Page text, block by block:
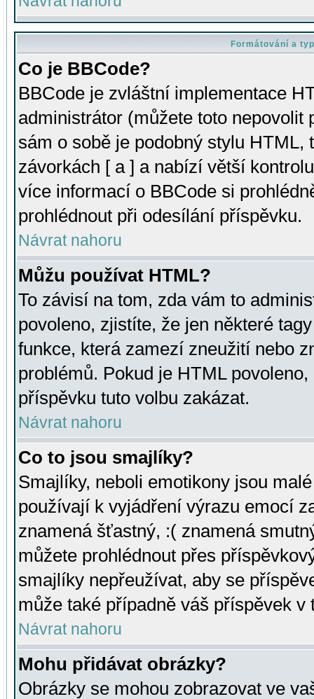
Formátování a
Co je BBCode?
BBCode je zvláštní implementace
administrátor (můžete toto
sám o sobě je podobný stylu HTML,
závorkách [ a ] a nabízí větší
více informací o BBCode si
prohlédnout při odesílání příspěvku.
Návrat nahoru
Můžu používat HTML?
To závisí na tom, zda vám to
povoleno, zjistíte, že jen některé
funkce, která zamezí zneužití nebo
problémů. Pokud je HTML
příspěvku tuto volbu zakázat.
Návrat nahoru
Co to jsou smajlíky?
Smajlíky, neboli emotikony jsou
používají k vyjádření výrazu emocí
znamená šťastný, :( znamená
můžete prohlédnout přes
smajlíky nepřeužívat, aby se
může také případně váš příspěvek v
Návrat nahoru
Mohu přidávat obrázky?
Obrázky se mohou zobrazovat ve